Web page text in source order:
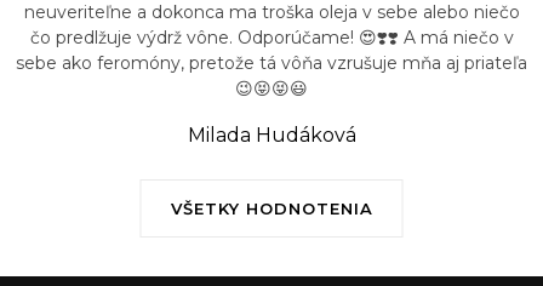
VŠETKY HODNOTENIA
neuveriteľne a dokonca ma troška oleja v sebe alebo niečo
čo predlžuje výdrž vône. Odporúčame! 😍❣️❣️ A má niečo v
sebe ako feromóny, pretože tá vôňa vzrušuje mňa aj priateľa
😉😝😝😃
Milada Hudáková